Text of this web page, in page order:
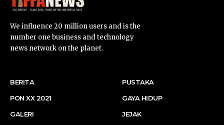
We influence 20 million users and is the
number one business and technology
news network on the planet.
BERITA
PON XX 2021
GALERI
PUSTAKA
GAYA HIDUP
JEJAK